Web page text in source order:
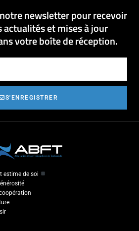
newsletter pour recevoir
actualités et mises à jour
votre boîte de réception.
S'ENREGISTRER
estime de soi